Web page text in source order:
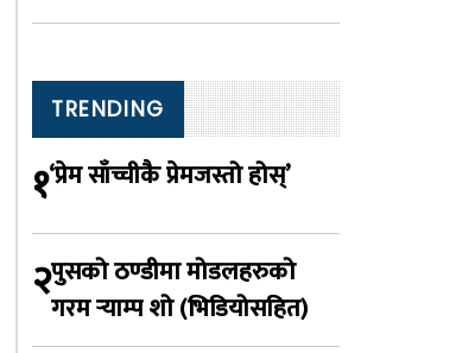
TRENDING
१‘प्रेम साँच्चीकै प्रेमजस्तो होस्’
२पुसको ठण्डीमा मोडलहरुको
गरम र्‍याम्प शो (भिडियोसहित)